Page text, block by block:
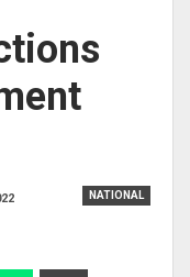
NATIONAL